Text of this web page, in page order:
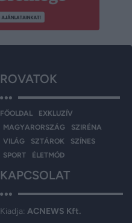
ROVATOK
FŐOLDAL
EXKLUZÍV
MAGYARORSZÁG
SZIRÉNA
VILÁG
SZTÁROK
SZÍNES
SPORT
ÉLETMÓD
KAPCSOLAT
Kiadja: ACNEWS Kft.